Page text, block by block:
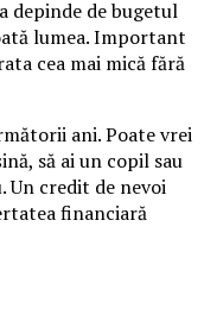
depinde de bugetul
lumea. Important
cea mai mică fără
ani. Poate vrei
să ai un copil sau
credit de nevoi
financiară